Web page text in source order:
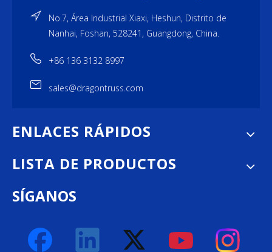
No.7, Área Industrial Xiaxi, Heshun, Distrito de
Nanhai, Foshan, 528241, Guangdong, China.
+86 136 3132 8997
sales@dragontruss.com
ENLACES RÁPIDOS
LISTA DE PRODUCTOS
SÍGANOS